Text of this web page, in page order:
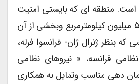
است. منطقه ای که بایستی امنیت
را درآنجا برقرارکرد ۵ میلیون کیلومترمربع وبخشی از آن
بنظر ژنرال ژان- فرانسوا فرله،
فرانسه، « نیروهای نظامی
دهی مناسب وتمایل به همکاری